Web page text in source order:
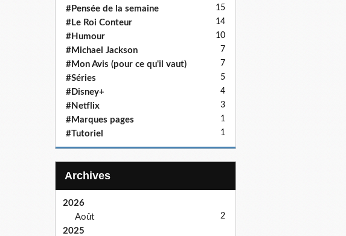
#Pensée de la semaine 15
#Le Roi Conteur 14
#Humour 10
#Michael Jackson 7
#Mon Avis (pour ce qu'il vaut) 7
#Séries 5
#Disney+ 4
#Netflix 3
#Marques pages 1
#Tutoriel 1
Archives
2026
Août
2
2025